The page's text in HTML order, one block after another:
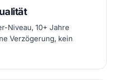
Niveau, 10+ Jahre
Verzögerung, kein